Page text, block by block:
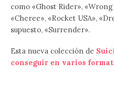
como «Ghost Rider», «Wrong
«Cheree», «Rocket USA»,
supuesto, «Surrender».
Esta nueva colección de
conseguir en varios